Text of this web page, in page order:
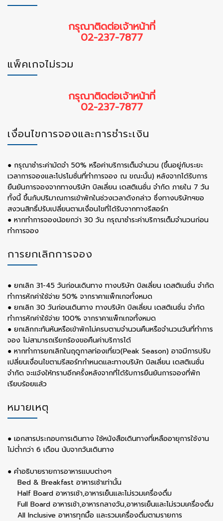
กรุณาติดต่อเจ้าหน้าที่
02-237-7877
แพ็คเกจไม่รวม
กรุณาติดต่อเจ้าหน้าที่
02-237-7877
เงื่อนไขการจองและการชำระเงิน
● กรุณาชำระค่ามัดจำ 50% หรือค่าบริการเต็มจำนวน (ขึ้นอยู่กับระยะ
เวลาการจองและโปรโมชั่นที่ทำการจอง ณ ขณะนั้น) หลังจากได้รับการ
ยืนยันการจองจากทางบริษัท บิลเลี่ยน เดสติเนชั่น จำกัด ภายใน 7 วัน
ทั้งนี้ ขึ้นกับปริมาณการเข้าพักในช่วงเวลาดังกล่าว ซึ่งทางบริษัทฯขอ
สงวนสิทธิ์ปรับเปลี่ยนตามเงื่อนไขที่ได้รับจากทางรีสอร์ท
● หากทำการจองน้อยกว่า 30 วัน กรุณาชำระค่าบริการเต็มจำนวนก่อน
ทำการจอง
การยกเลิกการจอง
● ยกเลิก 31-45 วันก่อนเดินทาง ทางบริษัท บิลเลี่ยน เดสติเนชั่น จำกัด
ทำการหักค่าใช้จ่าย 50% จากราคาแพ็กเกจทั้งหมด
● ยกเลิก 30 วันก่อนเดินทาง ทางบริษัท บิลเลี่ยน เดสติเนชั่น จำกัด
ทำการหักค่าใช้จ่าย 100% จากราคาแพ็กเกจทั้งหมด
● ยกเลิกกะทันหันหรือเข้าพักไม่ครบตามจำนวนคืนหรือจำนวนวันที่ทำการ
จอง ไม่สามารถเรียกร้องขอคืนค่าบริการได้
● หากทำการยกเลิกในฤดูกาลท่องเที่ยว(Peak Season) อาจมีการปรับ
เปลี่ยนเงื่อนไขตามรีสอร์ทกำหนดและทางบริษัท บิลเลี่ยน เดสติเนชั่น
จำกัด จะแจ้งให้ทราบอีกครั้งหลังจากที่ได้รับการยืนยันการจองที่พัก
เรียบร้อยแล้ว
หมายเหตุ
● เอกสารประกอบการเดินทาง ใช้หนังสือเดินทางที่เหลืออายุการใช้งาน
ไม่ต่ำกว่า 6 เดือน นับจากวันเดินทาง
● คำอธิบายรายการอาหารแบบต่างๆ
Bed & Breakfast อาหารเช้าเท่านั้น
Half Board อาหารเช้า,อาหารเย็นและไม่รวมเครื่องดื่ม
Full Board อาหารเช้า,อาหารกลางวัน,อาหารเย็นและไม่รวมเครื่องดื่ม
All Inclusive อาหารทุกมื้อ และรวมเครื่องดื่มตามรายการ